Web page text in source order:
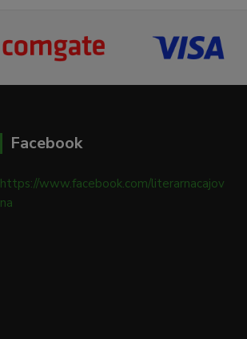
Facebook
https://www.facebook.com/literarnacajov
na